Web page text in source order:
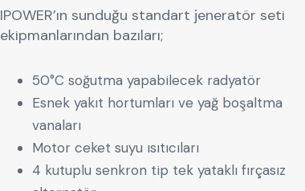
IPOWER’ın sunduğu standart jeneratör seti
ekipmanlarından bazıları;
50°C soğutma yapabilecek radyatör
Esnek yakıt hortumları ve yağ boşaltma
vanaları
Motor ceket suyu ısıtıcıları
4 kutuplu senkron tip tek yataklı fırçasız